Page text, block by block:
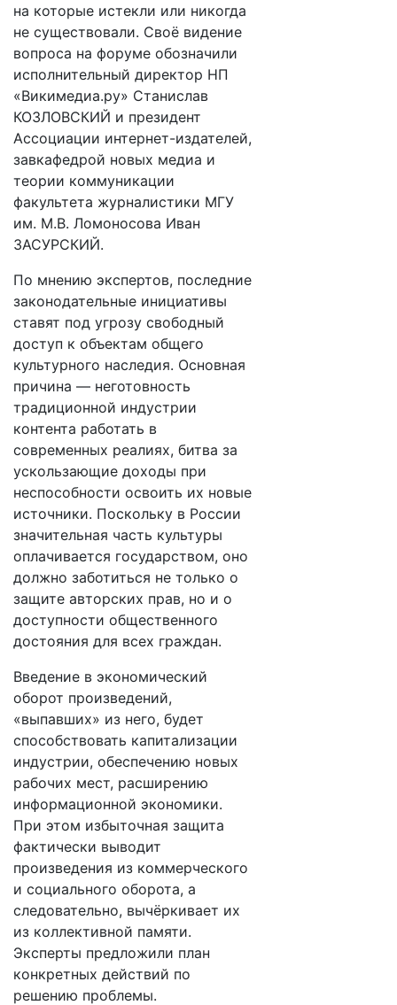
на которые истекли или никогда
не существовали. Своё видение
вопроса на форуме обозначили
исполнительный директор НП
«Викимедиа.ру» Станислав
КОЗЛОВСКИЙ и президент
Ассоциации интернет-издателей,
завкафедрой новых медиа и
теории коммуникации
факультета журналистики МГУ
им. М.В. Ломоносова Иван
ЗАСУРСКИЙ.
По мнению экспертов, последние
законодательные инициативы
ставят под угрозу свободный
доступ к объектам общего
культурного наследия. Основная
причина — неготовность
традиционной индустрии
контента работать в
современных реалиях, битва за
ускользающие доходы при
неспособности освоить их новые
источники. Поскольку в России
значительная часть культуры
оплачивается государством, оно
должно заботиться не только о
защите авторских прав, но и о
доступности общественного
достояния для всех граждан.
Введение в экономический
оборот произведений,
«выпавших» из него, будет
способствовать капитализации
индустрии, обеспечению новых
рабочих мест, расширению
информационной экономики.
При этом избыточная защита
фактически выводит
произведения из коммерческого
и социального оборота, а
следовательно, вычёркивает их
из коллективной памяти.
Эксперты предложили план
конкретных действий по
решению проблемы.